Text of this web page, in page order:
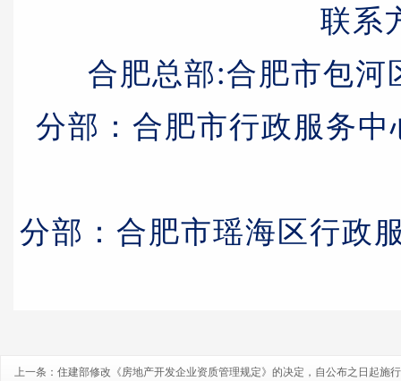
联
合肥总部:合肥市包
分部：合肥市行政服务
分部：合肥市瑶海区行政
上一条： 住建部修改《房地产开发企业资质管理规定》的决定，自公布之日起施行